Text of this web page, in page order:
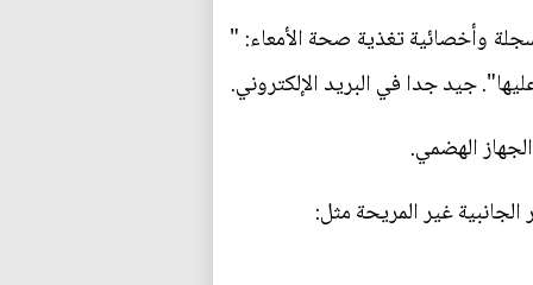
وأخصائية تغذية صحة الأمعاء: "
جيد جدا في البريد الإلكتروني.
الهضمي.
الجانبية غير المريحة مثل: